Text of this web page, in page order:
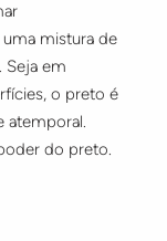
mistura de
Seja em
o preto é
atemporal.
do preto.